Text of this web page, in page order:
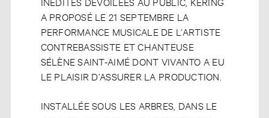
A PROPOSÉ LE 21 SEPTEMBRE LA
PERFORMANCE MUSICALE DE L’ARTISTE
CONTREBASSISTE ET CHANTEUSE
SÉLÈNE SAINT-AIMÉ DONT VIVANTO A EU
LE PLAISIR D’ASSURER LA PRODUCTION.
INSTALLÉE SOUS LES ARBRES, DANS LE